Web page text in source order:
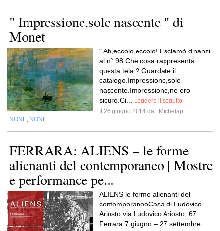
" Impressione,sole nascente " di
Monet
" Ah,eccolo,eccolo! Esclamò dinanzi
al n° 98.Che cosa rappresenta
questa tela ? Guardate il
catalogo.Impressione,sole
nascente.Impressione,ne ero
sicuro.Ci...
Leggere il seguito
Il 26 giugno 2014 da
Michelap
NONE NONE
FERRARA: ALIENS – le forme
alienanti del contemporaneo | Mostre
e performance pe...
ALIENS le forme alienanti del
contemporaneoCasa di Ludovico
Ariosto via Ludovico Ariosto, 67
Ferrara 7 giugno – 27 settembre